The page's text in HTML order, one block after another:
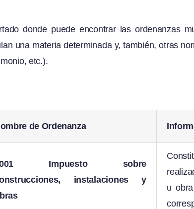
donde puede encontrar las ordenanzas
una materia determinada y, también, otras
etc.).
de Ordenanza
Impuesto sobre
instalaciones y
u